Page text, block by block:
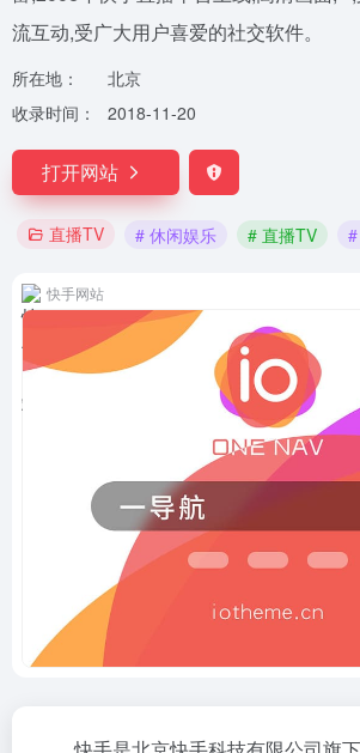
流互动,受广大用户喜爱的社交软件。
所在地：
北京
收录时间：
2018-11-20
打开网站
直播TV # 休闲娱乐 # 直播TV
快手网站